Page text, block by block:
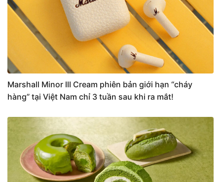
Marshall Minor III Cream phiên bản giới hạn “cháy
hàng” tại Việt Nam chỉ 3 tuần sau khi ra mắt!